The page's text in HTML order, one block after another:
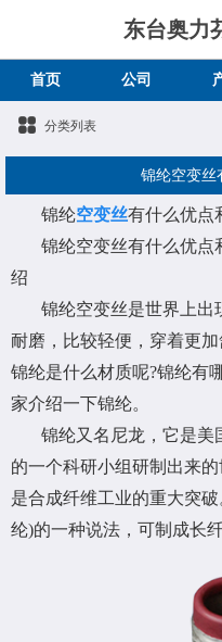
东台奥力
首页 公司
分类列表
锦纶空变丝
锦纶空变丝有什么优点
锦纶空变丝有什么优点
绍
锦纶空变丝是世界上出
耐磨，比较轻便，穿着更
锦纶是什么材质呢?锦纶有
家介绍一下锦纶。
锦纶又名尼龙，它是美
的一个科研小组研制出来
是合成纤维工业的重大突
纶)的一种说法，可制成长纤